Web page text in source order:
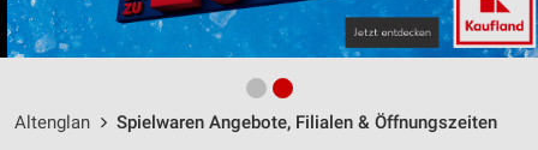
Altenglan Spielwaren Angebote, Filialen & Öffnungszeiten